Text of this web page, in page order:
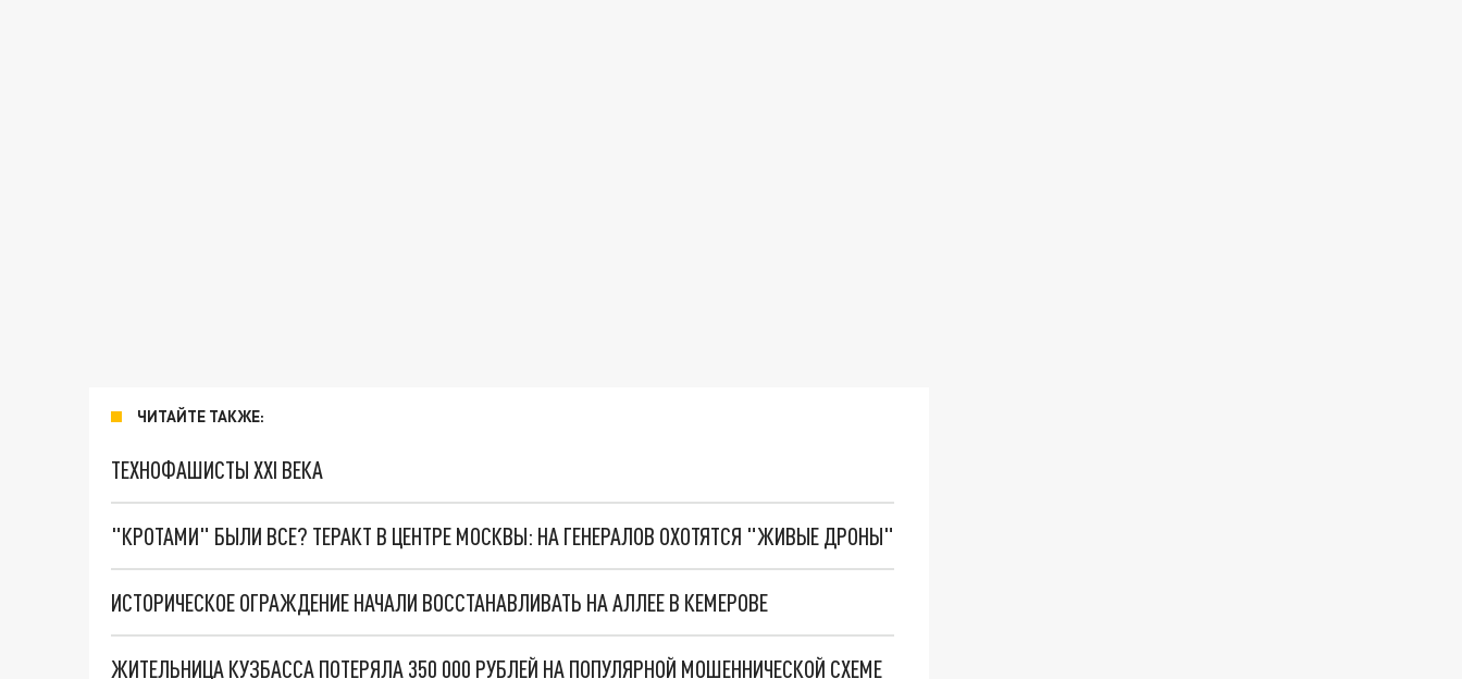
ЧИТАЙТЕ ТАКЖЕ:
ТЕХНОФАШИСТЫ XXI ВЕКА
"КРОТАМИ" БЫЛИ ВСЕ? ТЕРАКТ В ЦЕНТРЕ МОСКВЫ: НА ГЕНЕРАЛОВ ОХОТЯТСЯ "ЖИВЫЕ ДРОНЫ"
ИСТОРИЧЕСКОЕ ОГРАЖДЕНИЕ НАЧАЛИ ВОССТАНАВЛИВАТЬ НА АЛЛЕЕ В КЕМЕРОВЕ
ЖИТЕЛЬНИЦА КУЗБАССА ПОТЕРЯЛА 350 000 РУБЛЕЙ НА ПОПУЛЯРНОЙ МОШЕННИЧЕСКОЙ СХЕМЕ